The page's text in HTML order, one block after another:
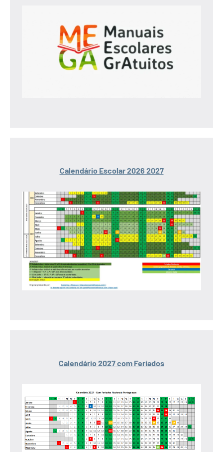
Calendário Escolar 2026 2027
Calendário 2027 com Feriados